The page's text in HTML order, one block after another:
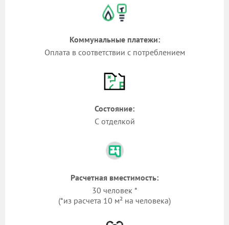
Коммунальные платежи:
Оплата в соответствии с потреблением
Состояние:
С отделкой
Расчетная вместимость:
30 человек *
(*из расчета 10 м² на человека)